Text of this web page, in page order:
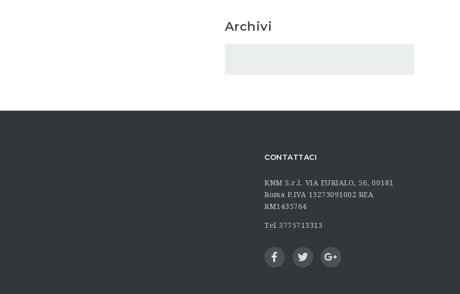
Archivi
CONTATTACI
KNM S.r.l. VIA EURIALO, 56, 00181
Roma P.IVA 13273091002 REA
RM1435764
Tel 3775713313